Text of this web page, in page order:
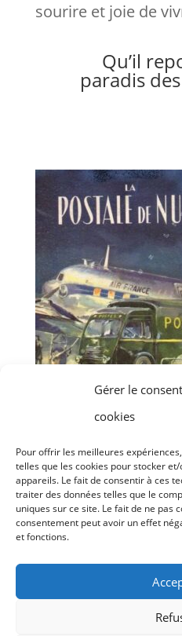
Gérer le
cookies
Pour offrir les meilleures
telles que les cookies pour stocker
appareils. Le fait de consentir à ces
traiter des données telles que le
uniques sur ce site. Le fait de ne pas
consentement peut avoir un effet
et fonctions.
sourire et joie de
Qu’il
paradis
(Publiques)
Archives
Conditions